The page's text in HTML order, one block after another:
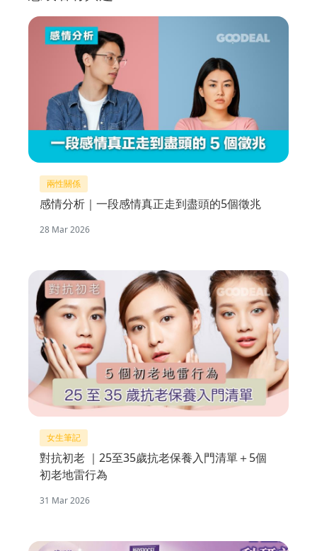
兩性關係
感情分析｜一段感情真正走到盡頭的5個徵兆
28 Mar 2026
女生筆記
對抗初老 ｜25至35歲抗老保養入門清單＋5個
初老地雷行為
31 Mar 2026